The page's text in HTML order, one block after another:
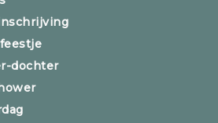
dochter